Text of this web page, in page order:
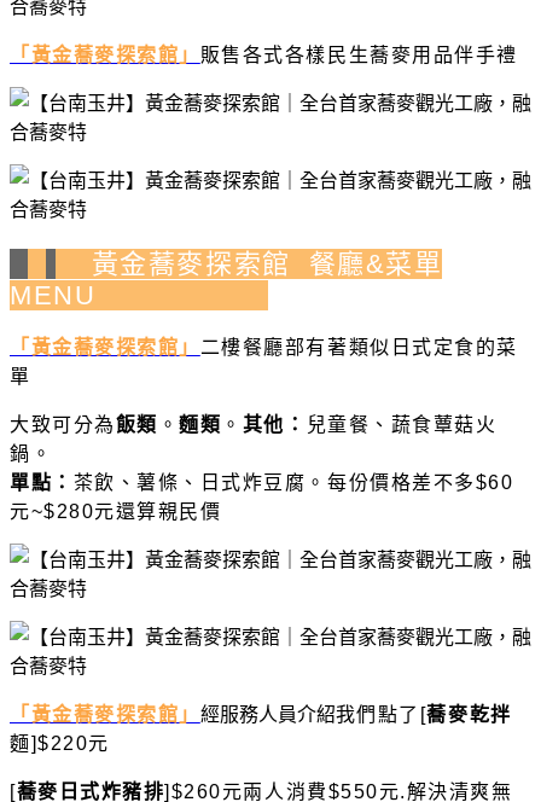
「黃金蕎麥探索館」 販售各式各樣民生蕎麥用品伴手禮
黃金蕎麥探索館 餐廳&菜單
MENU
「黃金蕎麥探索館」 二樓餐廳部有著類似日式定食的菜
單
大致可分為飯類 。麵類 。 其他： 兒童餐、蔬食蕈菇火
鍋。
單點： 茶飲、薯條、日式炸豆腐。每份價格差不多$60
元~$280元還算親民價
「黃金蕎麥探索館」 經服務人員介紹我們點了[蕎麥乾拌
麵]$220元
[蕎麥日式炸豬排]$260元兩人消費$550元.解決清爽無